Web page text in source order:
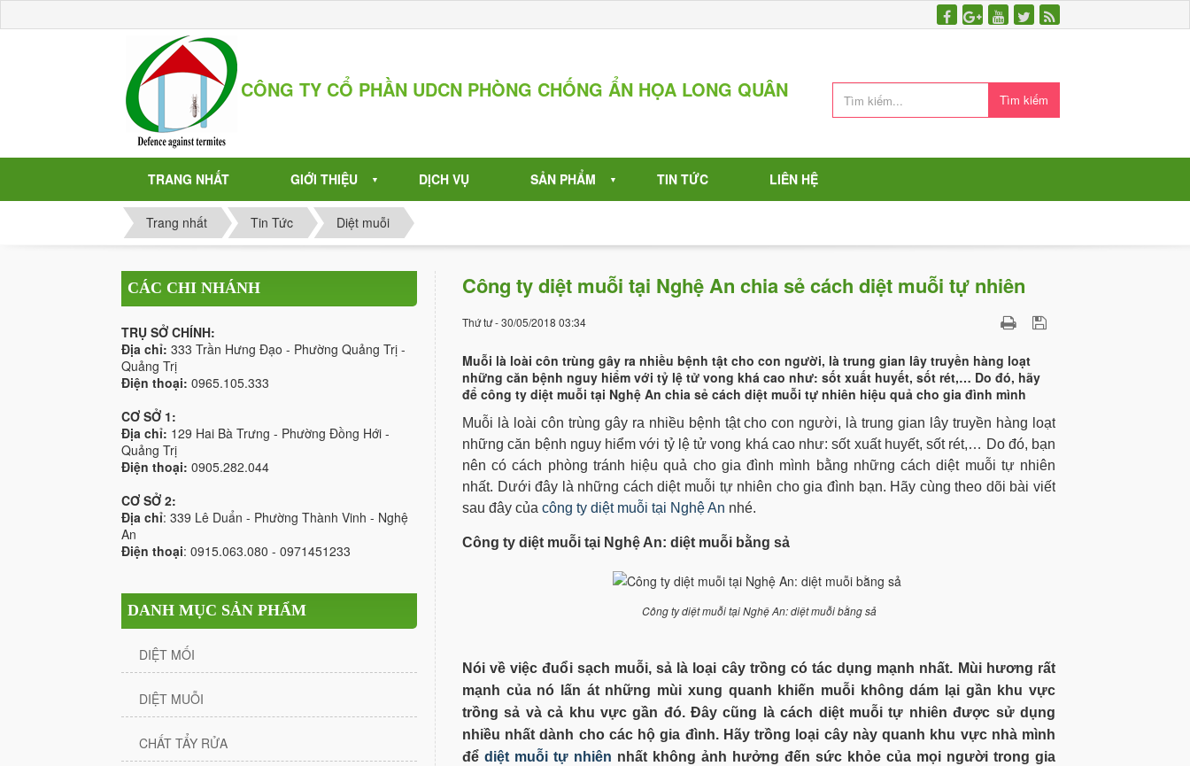
CÔNG TY CỔ PHẦN UDCN PHÒNG CHỐNG ẨN HỌA LONG QUÂN Tìm kiếm
TRANG NHẤT GIỚI THIỆU ▼ DỊCH VỤ SẢN PHẨM ▼ TIN TỨC LIÊN HỆ
Trang nhất Tin Tức Diệt muỗi
Công ty diệt muỗi tại Nghệ An chia sẻ cách diệt muỗi tự nhiên
Thứ tư - 30/05/2018 03:34
Muỗi là loài côn trùng gây ra nhiều bệnh tật cho con người, là trung gian lây truyền hàng loạt
những căn bệnh nguy hiểm với tỷ lệ tử vong khá cao như: sốt xuất huyết, sốt rét,… Do đó, hãy
để công ty diệt muỗi tại Nghệ An chia sẻ cách diệt muỗi tự nhiên hiệu quả cho gia đình mình
Muỗi là loài côn trùng gây ra nhiều bệnh tật cho con người, là trung gian lây truyền hàng loạt
những căn bệnh nguy hiểm với tỷ lệ tử vong khá cao như: sốt xuất huyết, sốt rét,… Do đó, bạn
nên có cách phòng tránh hiệu quả cho gia đình mình bằng những cách diệt muỗi tự nhiên
nhất. Dưới đây là những cách diệt muỗi tự nhiên cho gia đình bạn. Hãy cùng theo dõi bài viết
sau đây của công ty diệt muỗi tại Nghệ An nhé.
Công ty diệt muỗi tại Nghệ An: diệt muỗi bằng sả
Công ty diệt muỗi tại Nghệ An: diệt muỗi bằng sả
Nói về việc đuổi sạch muỗi, sả là loại cây trồng có tác dụng mạnh nhất. Mùi hương rất
mạnh của nó lấn át những mùi xung quanh khiến muỗi không dám lại gần khu vực
trồng sả và cả khu vực gần đó. Đây cũng là cách diệt muỗi tự nhiên được sử dụng
nhiều nhất dành cho các hộ gia đình. Hãy trồng loại cây này quanh khu vực nhà mình
để diệt muỗi tự nhiên nhất không ảnh hưởng đến sức khỏe của mọi người trong gia
CÁC CHI NHÁNH
TRỤ SỞ CHÍNH:
Địa chỉ: 333 Trần Hưng Đạo - Phường Quảng Trị -
Quảng Trị
Điện thoại: 0965.105.333
CƠ SỞ 1:
Địa chỉ: 129 Hai Bà Trưng - Phường Đồng Hới -
Quảng Trị
Điện thoại: 0905.282.044
CƠ SỞ 2:
Địa chỉ: 339 Lê Duẩn - Phường Thành Vinh - Nghệ
An
Điện thoại: 0915.063.080 - 0971451233
DANH MỤC SẢN PHẨM
DIỆT MỐI
DIỆT MUỖI
CHẤT TẨY RỬA